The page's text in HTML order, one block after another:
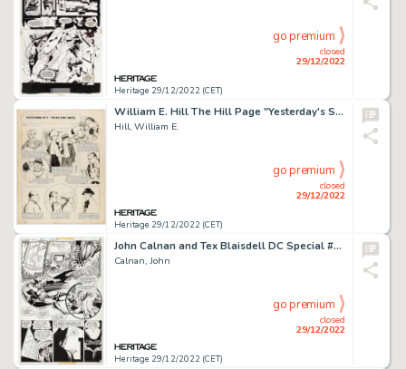
Heritage 29/12/2022 (CET)
closed
29/12/2022
go premium
William E. Hill The Hill Page "Yesterday's Sweethearts" Sunday Comic Strip Original Art dated 2-26-56 (News Syndic...
Hill, William E.
Heritage 29/12/2022 (CET)
closed
29/12/2022
go premium
John Calnan and Tex Blaisdell DC Special #28 Story Page 5 Original Art (DC,1977) ...
Calnan, John
Heritage 29/12/2022 (CET)
closed
29/12/2022
go premium